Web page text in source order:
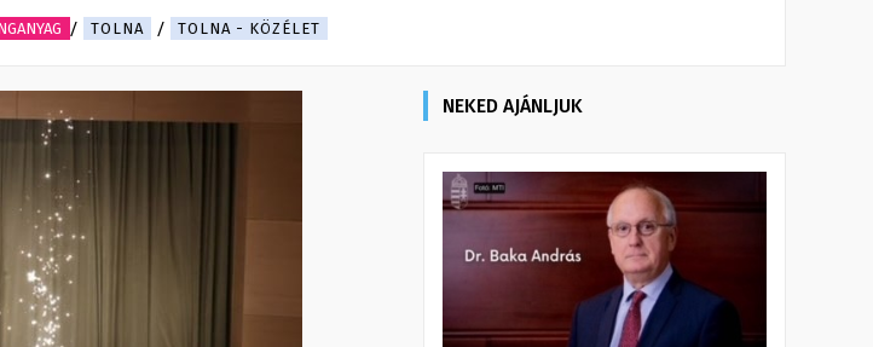
TOLNA TOLNA - KÖZÉLET
NEKED AJÁNLJUK